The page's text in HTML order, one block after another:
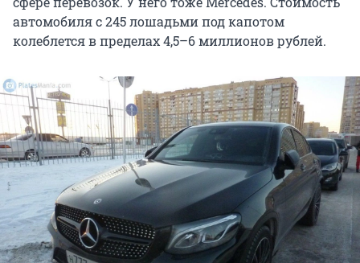
автомобиля с 245 лошадьми под капотом
колеблется в пределах 4,5–6 миллионов рублей.